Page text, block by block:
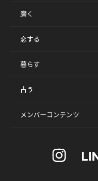
磨く
恋する
暮らす
占う
メンバーコンテンツ